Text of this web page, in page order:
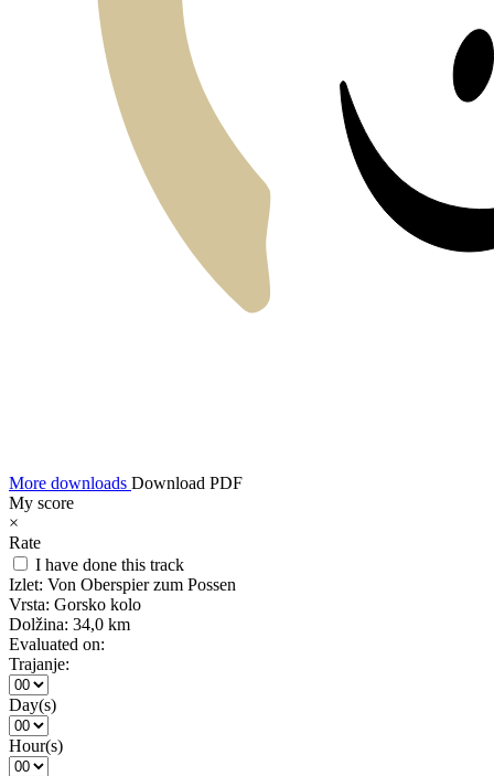
More downloads Download PDF
My score
×
Rate
I have done this track
Izlet: Von Oberspier zum Possen
Vrsta: Gorsko kolo
Dolžina: 34,0 km
Evaluated on:
Trajanje:
Day(s)
Hour(s)